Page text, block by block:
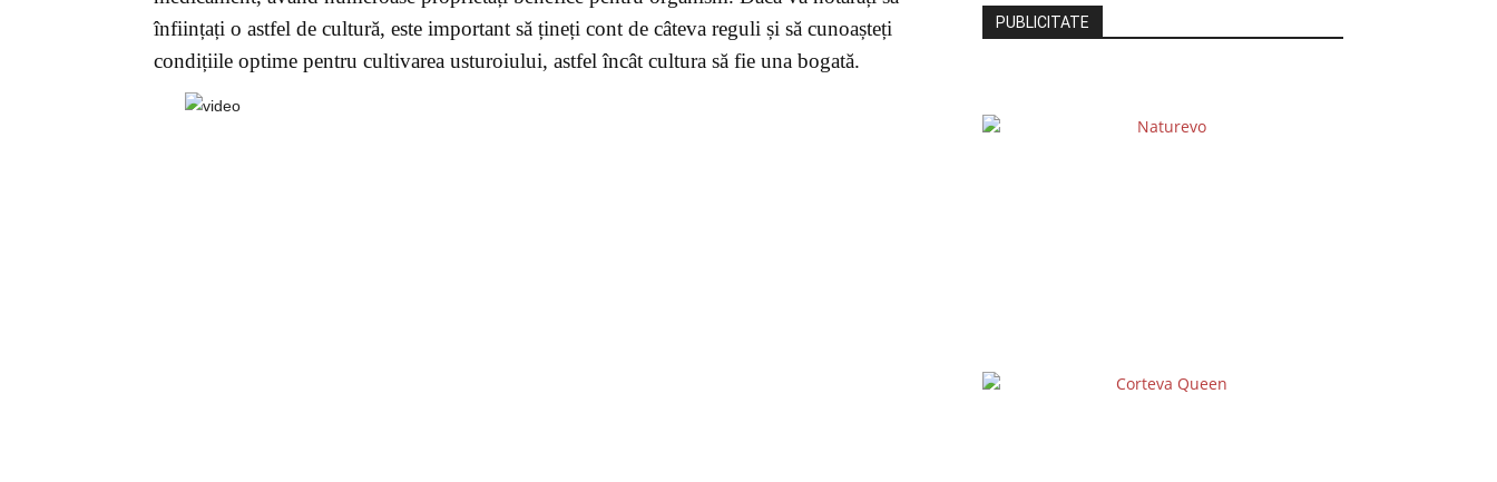
înființați o astfel de cultură, este important să țineți cont de câteva reguli și să cunoașteți
condițiile optime pentru cultivarea usturoiului, astfel încât cultura să fie una bogată.
PUBLICITATE